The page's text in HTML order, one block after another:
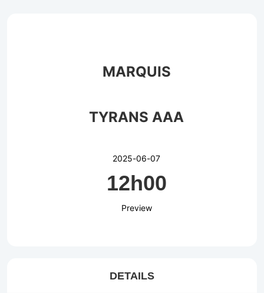
MARQUIS
TYRANS AAA
2025-06-07
12h00
Preview
DETAILS